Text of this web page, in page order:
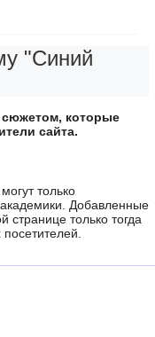
"Синий
которые
сайта.
только
Добавленные
только тогда